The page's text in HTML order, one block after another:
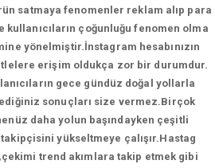
satmaya fenomenler reklam alıp para
kullanıcıların çoğunluğu fenomen olma
yönelmiştir.İnstagram hesabınızın
erişim oldukça zor bir durumdur.
gece gündüz doğal yollarla
sonuçları size vermez.Birçok
daha yolun başındayken çeşitli
yükseltmeye çalışır.Hastag
trend akımlara takip etmek gibi